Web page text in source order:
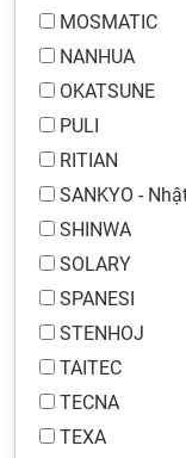
MOSMATIC
NANHUA
OKATSUNE
PULI
RITIAN
SANKYO -
SHINWA
SOLARY
SPANESI
STENHOJ
TAITEC
TECNA
TEXA